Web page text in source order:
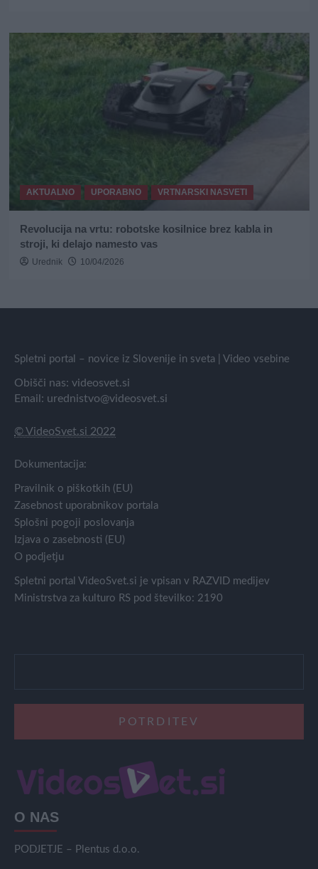
AKTUALNO UPORABNO VRTNARSKI NASVETI
Revolucija na vrtu: robotske kosilnice brez kabla in
stroji, ki delajo namesto vas
Urednik 10/04/2026
Spletni portal – novice iz Slovenije in sveta | Video vsebine
Obišči nas: videosvet.si
Email: urednistvo@videosvet.si
© VideoSvet.si 2022
Dokumentacija:
Pravilnik o piškotkih (EU)
Zasebnost uporabnikov portala
Splošni pogoji poslovanja
Izjava o zasebnosti (EU)
O podjetju
Spletni portal VideoSvet.si je vpisan v RAZVID medijev
Ministrstva za kulturo RS pod številko: 2190
O NAS
PODJETJE – Plentus d.o.o.